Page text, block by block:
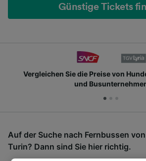
Günstige Tickets
Vergleichen Sie die Preise von
und
Auf der Suche nach Fernbussen
Turin? Dann sind Sie hier richtig.